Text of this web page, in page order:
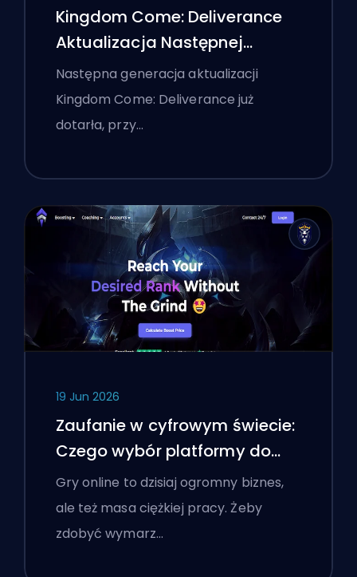
Kingdom Come: Deliverance
Aktualizacja Następnej
Generacji: Dokładna Analiza
Następna generacja aktualizacji
Kingdom Come: Deliverance już
dotarła, przy…
19 Jun 2026
Zaufanie w cyfrowym świecie:
Czego wybór platformy do
boostingu nauczył polskich
graczy o weryfikacji usług
online
Gry online to dzisiaj ogromny biznes,
ale też masa ciężkiej pracy. Żeby
zdobyć wymarz…